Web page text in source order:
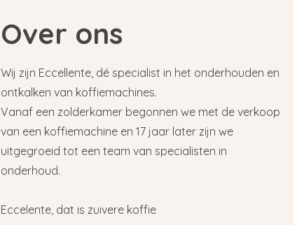
Over ons
Wij zijn Eccellente, dé specialist in het onderhouden en
ontkalken van koffiemachines.
Vanaf een zolderkamer begonnen we met de verkoop
van een koffiemachine en 17 jaar later zijn we
uitgegroeid tot een team van specialisten in
onderhoud.
Eccelente, dat is zuivere koffie